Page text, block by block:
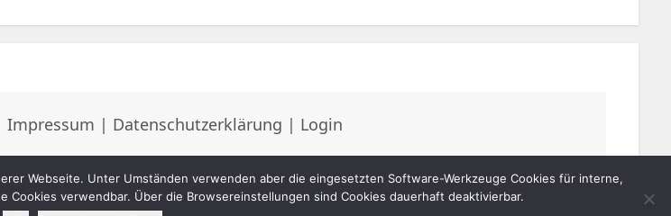
Impressum | Datenschutzerklärung | Login
Webseite. Unter Umständen verwenden aber die eingesetzten Software-Werkzeuge Cookies für interne,
verwendbar. Über die Browsereinstellungen sind Cookies dauerhaft deaktivierbar.